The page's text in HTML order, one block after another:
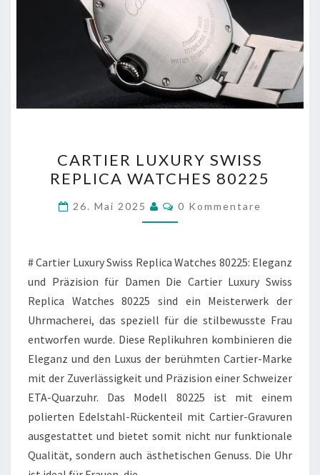
LUXURY
SWISS
REPLICA
WATCHES
CARTIER LUXURY SWISS
REPLICA WATCHES 80225
26. Mai 2025 Kommentare
0 Kommentare
# Cartier Luxury Swiss Replica Watches 80225: Eleganz
und Präzision für Damen Die Cartier Luxury Swiss
Replica Watches 80225 sind ein Meisterwerk der
Uhrmacherei, das speziell für die stilbewusste Frau
entworfen wurde. Diese Replikuhren kombinieren die
Eleganz und den Luxus der berühmten Cartier-Marke
mit der Zuverlässigkeit und Präzision einer Schweizer
ETA-Quarzuhr. Das Modell 80225 ist mit einem
polierten Edelstahl-Rückenteil mit Cartier-Gravuren
ausgestattet und bietet somit nicht nur funktionale
Qualität, sondern auch ästhetischen Genuss. Die Uhr